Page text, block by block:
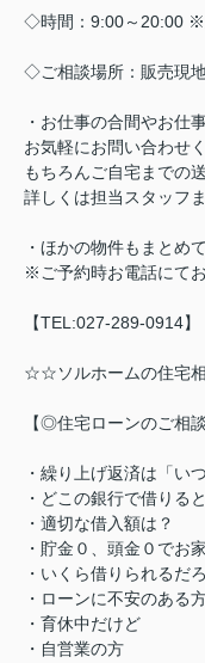
◇時間：9:00～20:00 ※
◇ご相談場所：販売現
・お仕事の合間やお仕
お気軽にお問い合わせく
もちろんご自宅までの
詳しくは担当スタッフ
・ほかの物件もまとめ
※ご予約時お電話にて
【TEL:027-289-0914】
☆☆ソルホームの住宅
【◎住宅ローンのご相談
・繰り上げ返済は「い
・どこの銀行で借りる
・適切な借入額は？
・貯金０、頭金０でお
・いくら借りられるだ
・ローンに不安のある
・育休中だけど
・自営業の方